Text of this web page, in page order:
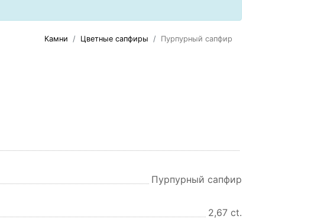
Камни Цветные сапфиры Пурпурный сапфир
Пурпурный сапфир
2,67 ct.